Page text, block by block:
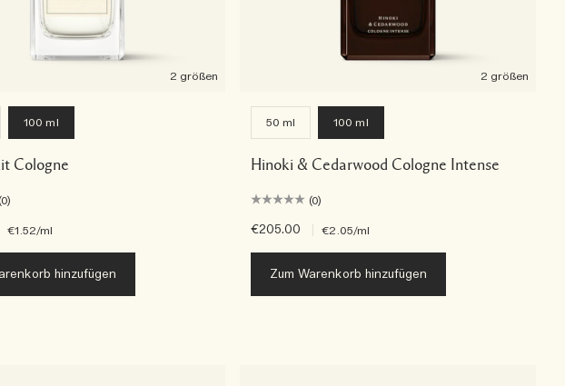
2 größen
100 ml
Cologne
(0)
€1.52/ml
hinzufügen
2 größen
50 ml 100 ml
Hinoki & Cedarwood Cologne Intense
(0)
€205.00 €2.05/ml
Zum Warenkorb hinzufügen